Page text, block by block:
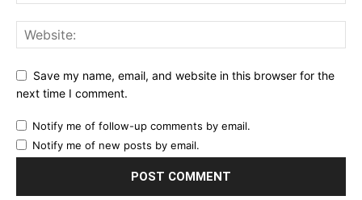
Save my name, email, and website in this browser for the
next time I comment.
Notify me of follow-up comments by email.
Notify me of new posts by email.